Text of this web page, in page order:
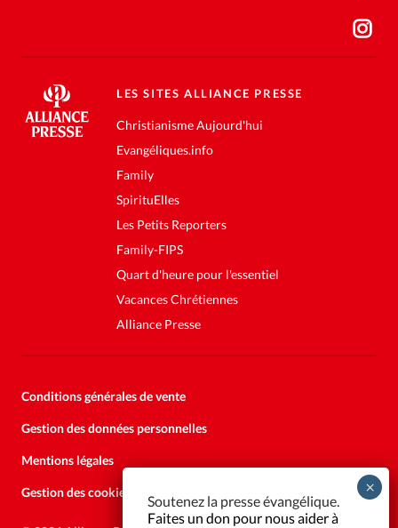
LES SITES ALLIANCE PRESSE
Christianisme Aujourd'hui
Evangéliques.info
Family
SpirituElles
Les Petits Reporters
Family-FIPS
Quart d'heure pour l'essentiel
Vacances Chrétiennes
Alliance Presse
Conditions générales de vente
Gestion des données personnelles
Mentions légales
Gestion des cookies
Soutenez la presse évangélique.
Faites un don pour nous aider à